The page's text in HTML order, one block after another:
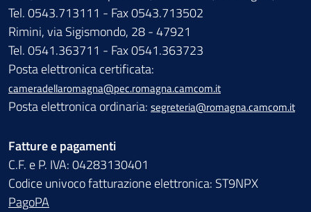
Tel. 0543.713111 - Fax 0543.713502
Rimini, via Sigismondo, 28 - 47921
Tel. 0541.363711 - Fax 0541.363723
Posta elettronica certificata:
cameradellaromagna@pec.romagna.camcom.it
Posta elettronica ordinaria: segreteria@romagna.camcom.it
Fatture e pagamenti
C.F. e P. IVA: 04283130401
Codice univoco fatturazione elettronica: ST9NPX
PagoPA